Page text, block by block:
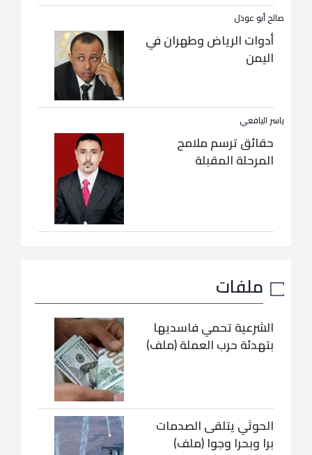
صالح أبو عوذل
أدوات الرياض وطهران في
اليمن
ياسر اليافعي
حقائق ترسم ملامح
المرحلة المقبلة
ملفات
الشرعية تحمي فاسديها
بتهدئة حرب العملة (ملف)
الحوثي يتلقى الصدمات
برا وبحرا وجوا (ملف)